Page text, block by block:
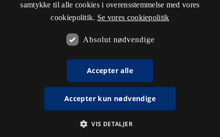
samtykke til alle cookies i overensstemmelse med vores
cookiepolitik. Se vores cookiepolitik
Absolut nødvendige
Accepter alle
Accepter kun nødvendige
VIS DETALJER